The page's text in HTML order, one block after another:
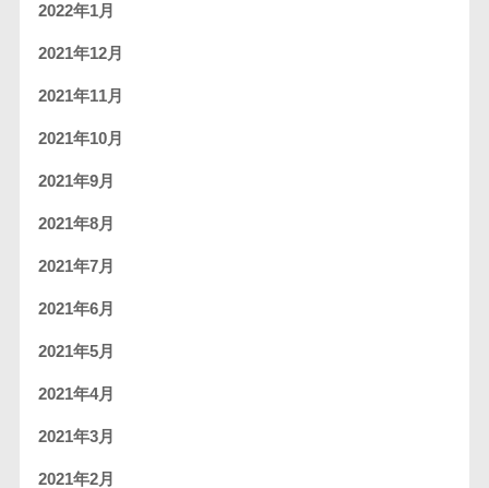
2022年1月
2021年12月
2021年11月
2021年10月
2021年9月
2021年8月
2021年7月
2021年6月
2021年5月
2021年4月
2021年3月
2021年2月